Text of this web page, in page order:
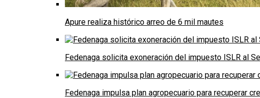
Apure realiza histórico arreo de 6 mil mautes
Fedenaga solicita exoneración del impuesto ISLR al
Fedenaga impulsa plan agropecuario para recuperar